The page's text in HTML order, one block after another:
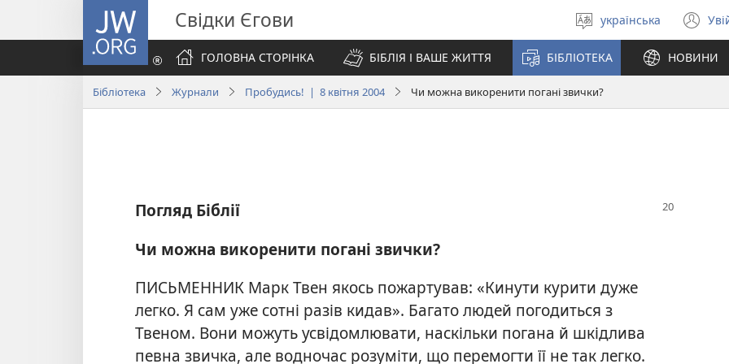
JW.ORG Свідки Єгови
Вибрати
мову
українська
у
ГОЛОВНА СТОРІНКА
БІБЛІЯ І ВАШЕ ЖИТТЯ БІБЛІОТЕКА НОВИНИ
Бібліотека Журнали Пробудись! | 8 квітня 2004 Чи можна викоренити погані звички?
Погляд Біблії
Чи можна викоренити погані звички?
ПИСЬМЕННИК Марк Твен якось пожартував: «Кинути курити дуже
легко. Я сам уже сотні разів кидав». Багато людей погодиться з
Твеном. Вони можуть усвідомлювати, наскільки погана й шкідлива
певна звичка, але водночас розуміти, що перемогти її не так легко.